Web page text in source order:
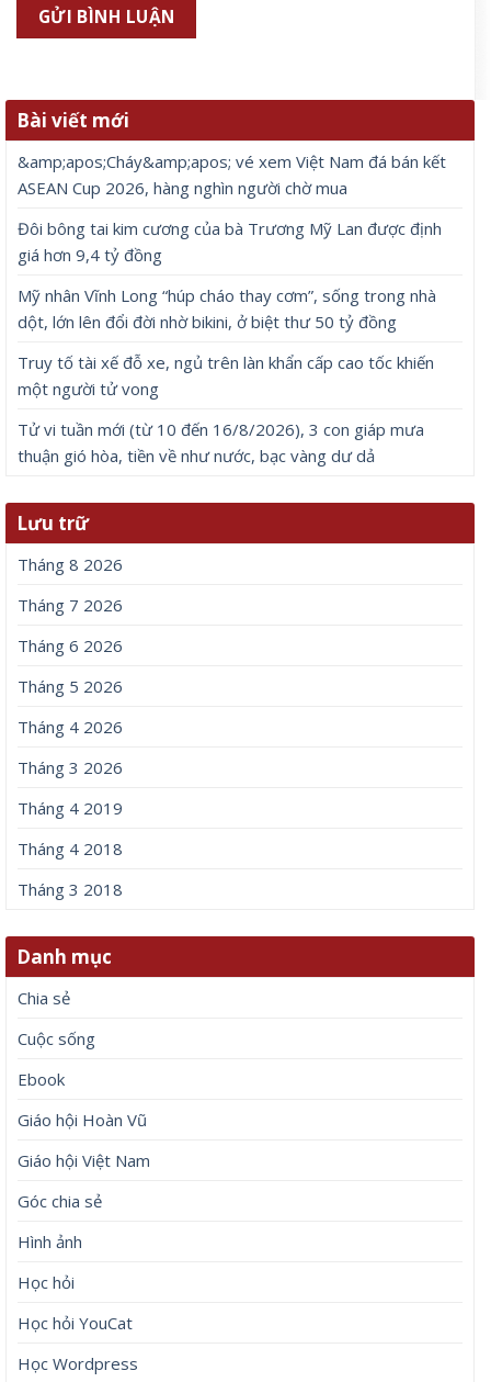
Bài viết mới
&amp;apos;Cháy&amp;apos; vé xem Việt Nam đá bán kết
ASEAN Cup 2026, hàng nghìn người chờ mua
Đôi bông tai kim cương của bà Trương Mỹ Lan được định
giá hơn 9,4 tỷ đồng
Mỹ nhân Vĩnh Long “húp cháo thay cơm”, sống trong nhà
dột, lớn lên đổi đời nhờ bikini, ở biệt thư 50 tỷ đồng
Truy tố tài xế đỗ xe, ngủ trên làn khẩn cấp cao tốc khiến
một người tử vong
Tử vi tuần mới (từ 10 đến 16/8/2026), 3 con giáp mưa
thuận gió hòa, tiền về như nước, bạc vàng dư dả
Lưu trữ
Tháng 8 2026
Tháng 7 2026
Tháng 6 2026
Tháng 5 2026
Tháng 4 2026
Tháng 3 2026
Tháng 4 2019
Tháng 4 2018
Tháng 3 2018
Danh mục
Chia sẻ
Cuộc sống
Ebook
Giáo hội Hoàn Vũ
Giáo hội Việt Nam
Góc chia sẻ
Hình ảnh
Học hỏi
Học hỏi YouCat
Học Wordpress